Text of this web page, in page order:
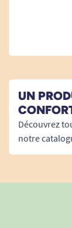
Glisse un
faire. cela
A. V
UN
Découvrez
notre